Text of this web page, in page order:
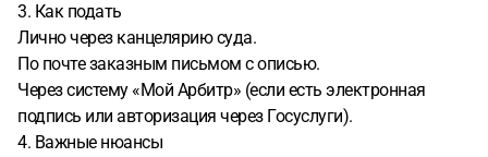
3. Как подать
Лично через канцелярию суда.
По почте заказным письмом с описью.
Через систему «Мой Арбитр» (если есть электронная
подпись или авторизация через Госуслуги).
4. Важные нюансы